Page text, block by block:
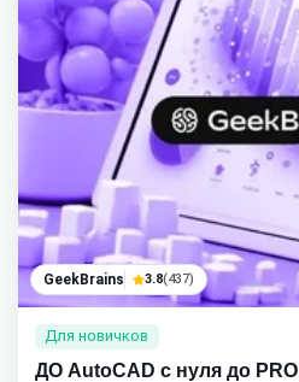
GeekBrains 3.8(437)
Для новичков
ДО AutoCAD c нуля до PRO